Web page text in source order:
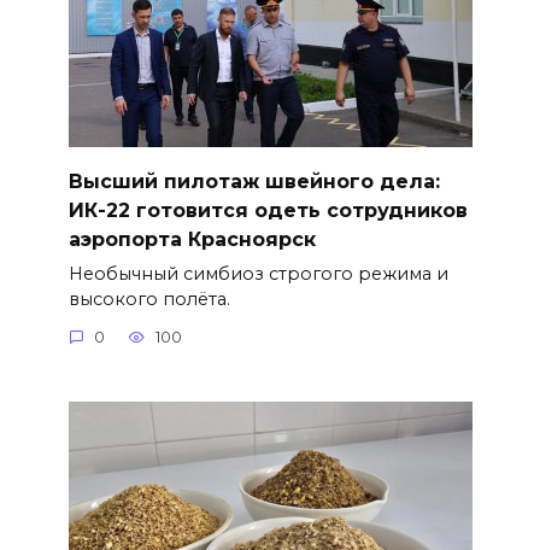
Высший пилотаж швейного дела:
ИК-22 готовится одеть сотрудников
аэропорта Красноярск
Необычный симбиоз строгого режима и
высокого полёта.
0 100